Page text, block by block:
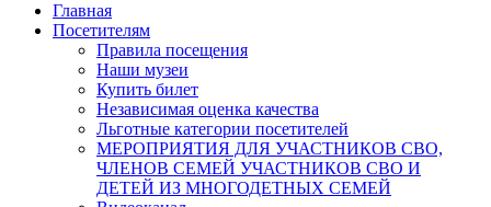
Главная
Посетителям
Правила посещения
Наши музеи
Купить билет
Независимая оценка качества
Льготные категории посетителей
МЕРОПРИЯТИЯ ДЛЯ УЧАСТНИКОВ СВО,
ЧЛЕНОВ СЕМЕЙ УЧАСТНИКОВ СВО И
ДЕТЕЙ ИЗ МНОГОДЕТНЫХ СЕМЕЙ